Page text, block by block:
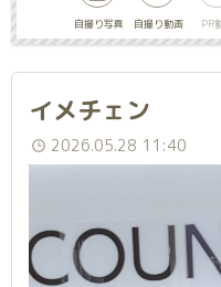
自撮り写真 自撮り動画 PR
イメチェン
2026.05.28 11:40